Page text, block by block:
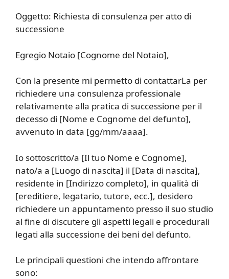
Oggetto: Richiesta di consulenza per atto di
successione
Egregio Notaio [Cognome del Notaio],
Con la presente mi permetto di contattarLa per
richiedere una consulenza professionale
relativamente alla pratica di successione per il
decesso di [Nome e Cognome del defunto],
avvenuto in data [gg/mm/aaaa].
Io sottoscritto/a [Il tuo Nome e Cognome],
nato/a a [Luogo di nascita] il [Data di nascita],
residente in [Indirizzo completo], in qualità di
[ereditiere, legatario, tutore, ecc.], desidero
richiedere un appuntamento presso il suo studio
al fine di discutere gli aspetti legali e procedurali
legati alla successione dei beni del defunto.
Le principali questioni che intendo affrontare
sono: